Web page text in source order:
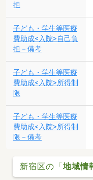
担
子ども・学生等医療
費助成<入院>自己負
担－備考
子ども・学生等医療
費助成<入院>所得制
限
子ども・学生等医療
費助成<入院>所得制
限－備考
新宿区の「地域情